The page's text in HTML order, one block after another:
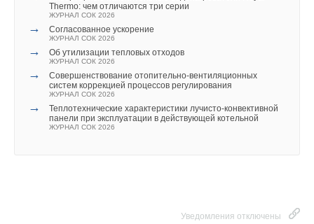
Thermo: чем отличаются три серии
ЖУРНАЛ СОК 2026
→ Согласованное ускорение
ЖУРНАЛ СОК 2026
→ Об утилизации тепловых отходов
ЖУРНАЛ СОК 2026
→
Совершенствование отопительно-вентиляционных
систем коррекцией процессов регулирования
ЖУРНАЛ СОК 2026
→
Теплотехнические характеристики лучисто-конвективной
панели при эксплуатации в действующей котельной
ЖУРНАЛ СОК 2026
Уведомления отключены
воздухонагревателя — гипермаркет «Город Мастеров»,
Сыктывкар
ЖУРНАЛ СОК ЯНВАРЬ 2005
Отопление газовыми конвекторами в цифрах и фактах
ЖУРНАЛ СОК АВГУСТ 2003
Газовые конвекторы в России. Позитивные перемены
ЖУРНАЛ СОК МАЙ 2003
Газовые конвекторы в России
ЖУРНАЛ СОК ИЮЛЬ 2002